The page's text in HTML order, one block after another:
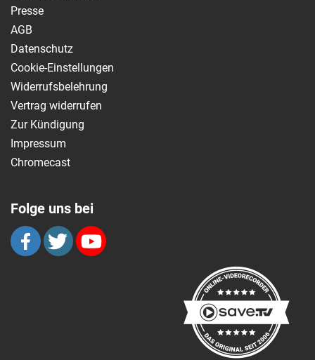
Presse
AGB
Datenschutz
Cookie-Einstellungen
Widerrufsbelehrung
Vertrag widerrufen
Zur Kündigung
Impressum
Chromecast
Folge uns bei